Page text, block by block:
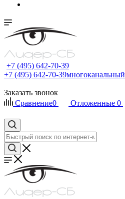
+7 (495) 642-70-39
+7 (495) 642-70-39многоканальный
Заказать звонок
Сравнение0 Отложенные 0